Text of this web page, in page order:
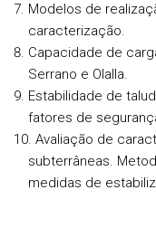
Modelos de
caracterização.
Capacidade de
Serrano e Olalla.
Estabilidade de
fatores de
Avaliação de
subterrâneas.
medidas de